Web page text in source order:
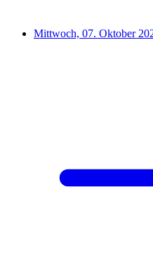
Mittwoch, 07. Oktober